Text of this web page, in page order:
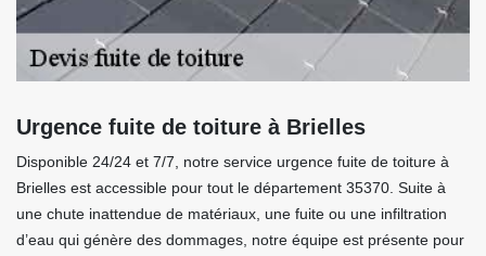
Urgence fuite de toiture à Brielles
Disponible 24/24 et 7/7, notre service urgence fuite de toiture à
Brielles est accessible pour tout le département 35370. Suite à
une chute inattendue de matériaux, une fuite ou une infiltration
d’eau qui génère des dommages, notre équipe est présente pour